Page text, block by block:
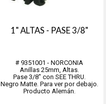
1" ALTAS - PASE 3/8"
# 9351001 - NORCONIA
Anillas 25mm, Altas.
Pase 3/8" con SEE THRU.
Negro Matte. Para ver por debajo.
Producto Alemán.